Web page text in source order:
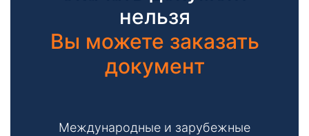
нельзя
Вы можете заказать
документ
Международные и зарубежные